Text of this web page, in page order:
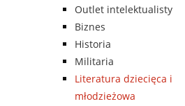
Outlet intelektualisty
Biznes
Historia
Militaria
Literatura dziecięca i
młodzieżowa